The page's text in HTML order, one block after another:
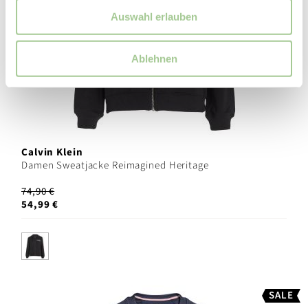
Auswahl erlauben
Ablehnen
Calvin Klein
Damen Sweatjacke Reimagined Heritage
74,90 €
54,99 €
SALE